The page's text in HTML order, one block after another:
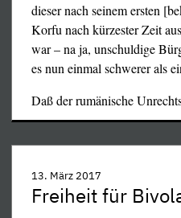
imaginieren, der die
Straßenszenerie auf sich
Und beides ergötzt ihn; er
tatsächlich zugrunde. Der
anderes als der heute
sich im Jahre 1951 in
Prachtstraße Las Ramblas
kam ihm die Idee zu diesem
ganzen Schlichtheit eine Ode
dieser nach seinem ersten
Korfu nach kürzester Zeit
war – na ja, unschuldige
es nun einmal schwerer als
Daß der rumänische
13. März 2017
Freiheit für